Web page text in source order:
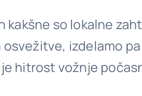
so lokalne
izdelamo
hitrost vožnje